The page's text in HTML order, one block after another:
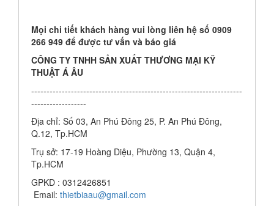
Mọi chi tiết khách hàng vui lòng liên hệ số 0909
266 949 để được tư vấn và báo giá
CÔNG TY TNHH SẢN XUẤT THƯƠNG MẠI KỸ
THUẬT Á ÂU
---------------------------------------------------------------------
------------------
Địa chỉ: Số 03, An Phú Đông 25, P. An Phú Đông,
Q.12, Tp.HCM
Trụ sở: 17-19 Hoàng Diệu, Phường 13, Quận 4,
Tp.HCM
GPKD : 0312426851
Email: thietbiaau@gmail.com